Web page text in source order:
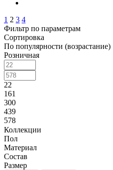
1 2 3 4
Фильтр по параметрам
Сортировка
По популярности (возрастание)
Розничная
22
161
300
439
578
Коллекции
Пол
Материал
Состав
Размер